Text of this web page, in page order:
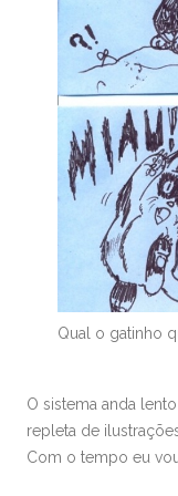
Qual o gatinho
O sistema anda
repleta de
Com o tempo eu